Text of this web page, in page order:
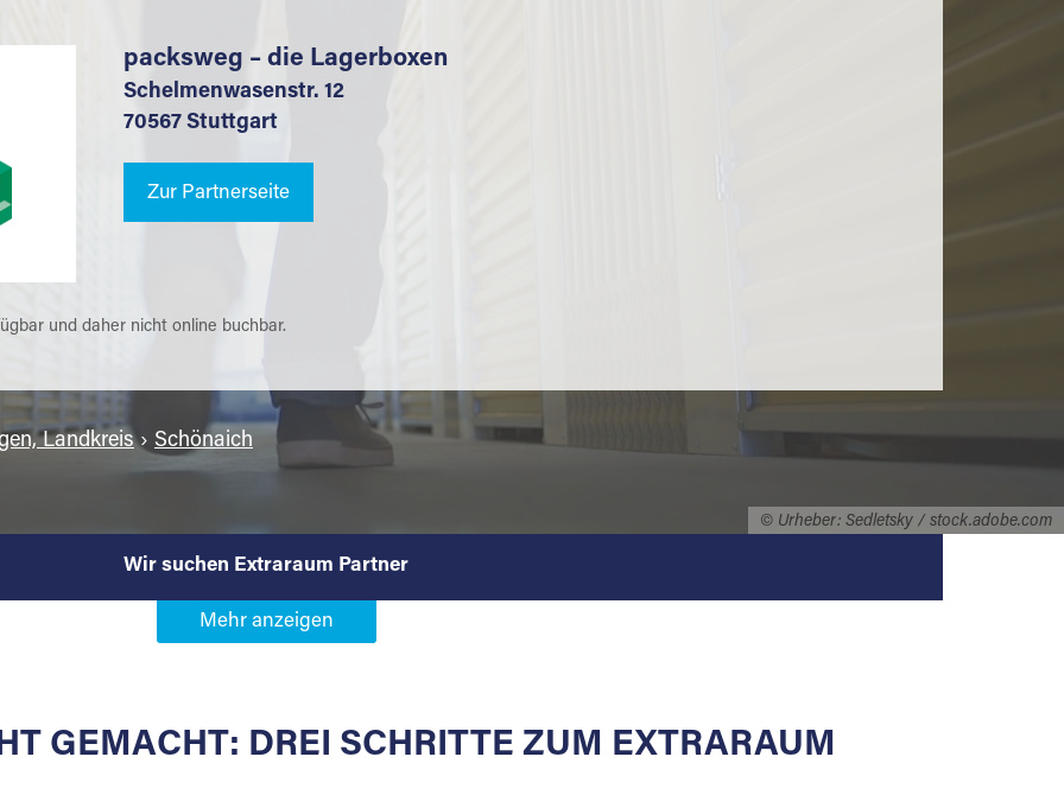
© Urheber: Sedletsky / stock.adobe.com
packsweg – die Lagerboxen
Schelmenwasenstr. 12
70567 Stuttgart
Zur Partnerseite
und daher nicht online buchbar.
Landkreis› Schönaich
Wir suchen Extraraum Partner
Partner in
für die Einlagerung von Umzugsgut gebaut wurde? Werden Sie jetzt Extraraum Partner und
GEMACHT: DREI SCHRITTE ZUM EXTRARAUM